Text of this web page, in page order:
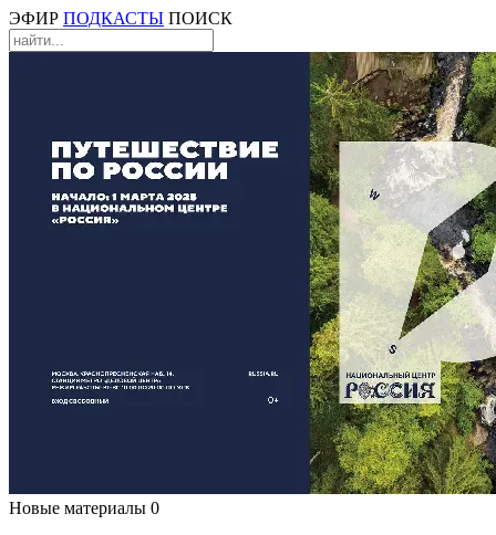
ЭФИР ПОДКАСТЫ ПОИСК
Новые материалы 0